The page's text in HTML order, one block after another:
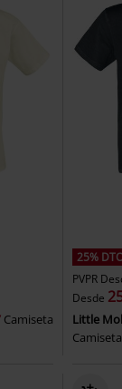
Camiseta
25%
PVPR
Desde
Little
Camiseta